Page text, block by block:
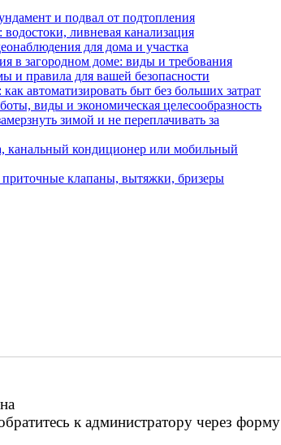
и подвал от подтопления
ливневая канализация
для дома и участка
в загородном доме: виды и требования
и правила для вашей безопасности
автоматизировать быт без больших затрат
виды и экономическая целесообразность
зимой и не переплачивать за
канальный кондиционер или мобильный
клапаны, вытяжки, бризеры
к администратору через форму